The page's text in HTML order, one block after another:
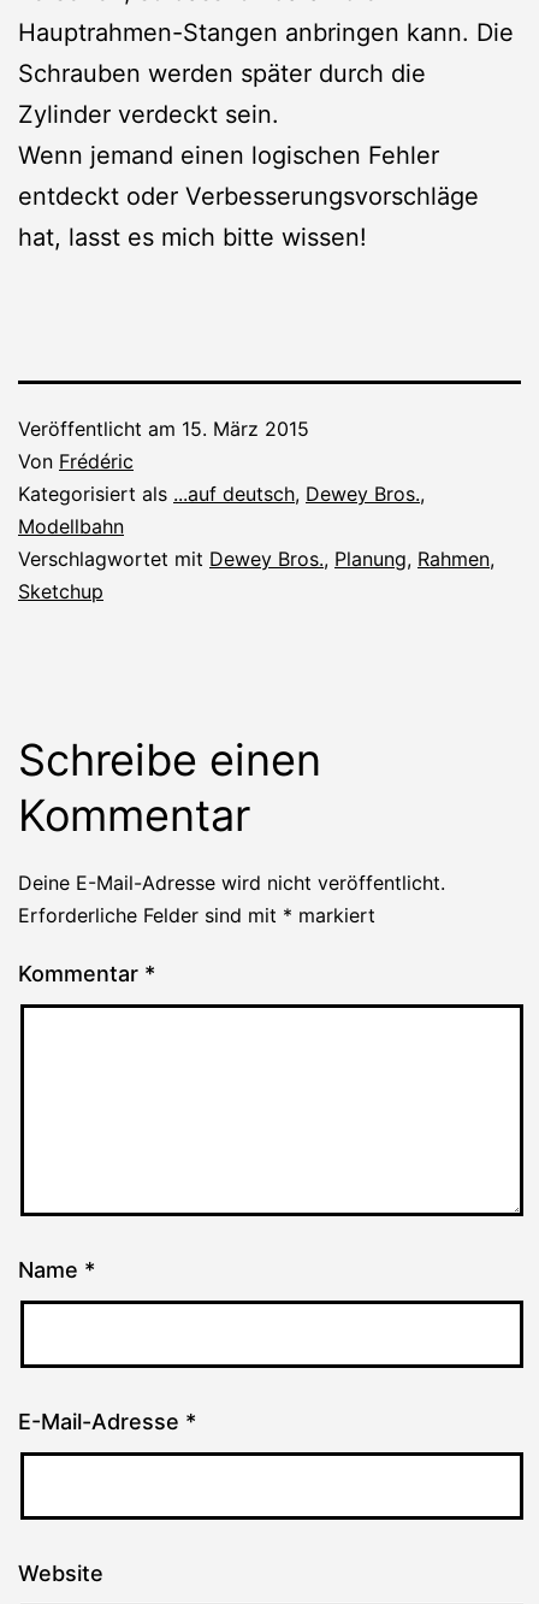
Hauptrahmen-Stangen anbringen kann. Die
Schrauben werden später durch die
Zylinder verdeckt sein.
Wenn jemand einen logischen Fehler
entdeckt oder Verbesserungsvorschläge
hat, lasst es mich bitte wissen!
Veröffentlicht am 15. März 2015
Von Frédéric
Kategorisiert als ...auf deutsch, Dewey Bros.,
Modellbahn
Verschlagwortet mit Dewey Bros., Planung, Rahmen,
Sketchup
Schreibe einen
Kommentar
Deine E-Mail-Adresse wird nicht veröffentlicht.
Erforderliche Felder sind mit * markiert
Kommentar *
Name *
E-Mail-Adresse *
Website